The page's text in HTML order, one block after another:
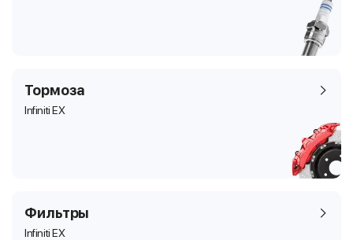
Тормоза
Infiniti EX
Фильтры
Infiniti EX